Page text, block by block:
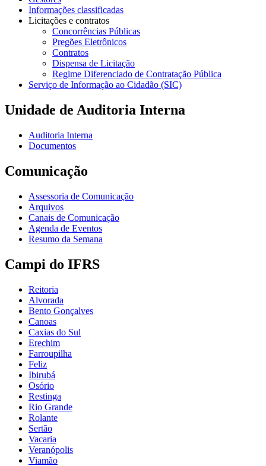
Informações classificadas
Licitações e contratos
Concorrências Públicas
Pregões Eletrônicos
Contratos
Dispensa de Licitação
Regime Diferenciado de Contratação Pública
Serviço de Informação ao Cidadão (SIC)
Unidade de Auditoria Interna
Auditoria Interna
Documentos
Comunicação
Assessoria de Comunicação
Arquivos
Canais de Comunicação
Agenda de Eventos
Resumo da Semana
Campi do IFRS
Reitoria
Alvorada
Bento Gonçalves
Canoas
Caxias do Sul
Erechim
Farroupilha
Feliz
Ibirubá
Osório
Restinga
Rio Grande
Rolante
Sertão
Vacaria
Veranópolis
Viamão